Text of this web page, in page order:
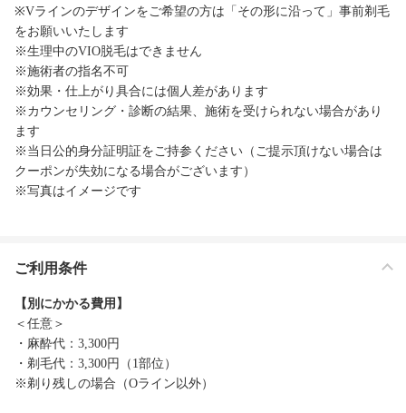
※Vラインのデザインをご希望の方は「その形に沿って」事前剃毛
をお願いいたします
※生理中のVIO脱毛はできません
※施術者の指名不可
※効果・仕上がり具合には個人差があります
※カウンセリング・診断の結果、施術を受けられない場合があり
ます
※当日公的身分証明証をご持参ください（ご提示頂けない場合は
クーポンが失効になる場合がございます）
※写真はイメージです
ご利用条件
【別にかかる費用】
＜任意＞
・麻酔代：3,300円
・剃毛代：3,300円（1部位）
※剃り残しの場合（Oライン以外）